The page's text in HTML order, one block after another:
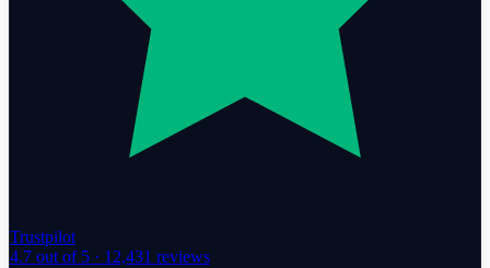
Trustpilot
4.7 out of 5 · 12,431 reviews